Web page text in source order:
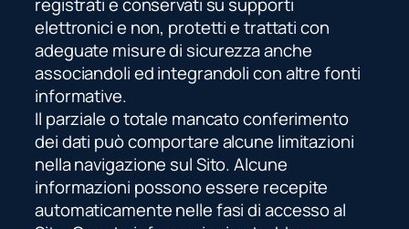
elettronici e non, protetti e trattati con
adeguate misure di sicurezza anche
associandoli ed integrandoli con altre fonti
informative.
Il parziale o totale mancato conferimento
dei dati può comportare alcune limitazioni
nella navigazione sul Sito. Alcune
informazioni possono essere recepite
automaticamente nelle fasi di accesso al